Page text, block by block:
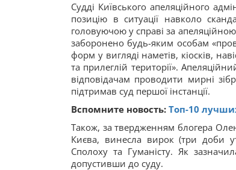
Судді Київського апеляційного
позицію в ситуації навколо
головуючою у справі за
заборонено будь-яким особам
форм у вигляді наметів, кіосків,
та прилеглій території».
відповідачам проводити мирні
підтримав суд першої інстанції.
Вспомните новость: Топ-10
Також, за твердженням блогера
Києва, винесла вирок (три доби
Сполоху та Гуманісту. Як
допустивши до суду.